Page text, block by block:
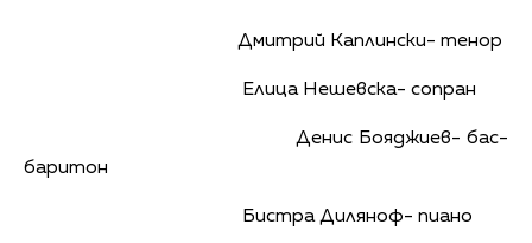
Дмитрий Каплински- тенор
Елица Нешевска- сопран
Денис Бояджиев- бас-
баритон
Бистра Диляноф- пиано